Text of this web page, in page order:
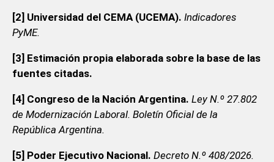
[2] Universidad del CEMA (UCEMA). Indicadores
PyME.
[3] Estimación propia elaborada sobre la base de las
fuentes citadas.
[4] Congreso de la Nación Argentina. Ley N.º 27.802
de Modernización Laboral. Boletín Oficial de la
República Argentina.
[5] Poder Ejecutivo Nacional. Decreto N.º 408/2026.